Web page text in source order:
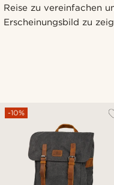
Reise zu vereinfachen
Erscheinungsbild zu
-10%